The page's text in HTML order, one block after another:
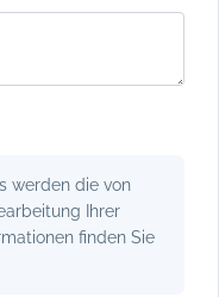
werden die von
Ihrer
finden Sie